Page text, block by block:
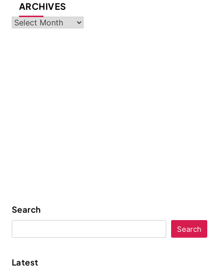
ARCHIVES
Archives
Search
Search
Latest